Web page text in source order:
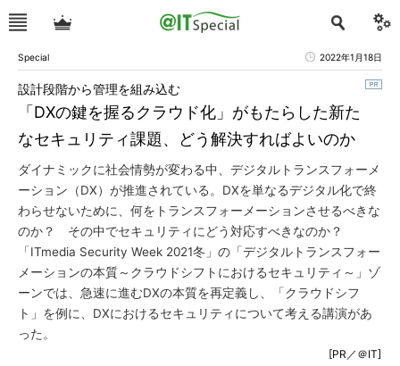
Special 2022年1月18日
「DXの鍵を握るクラウド化」がもたらした新た
なセキュリティ課題、どう解決すればよいのか
設計段階から管理を組み込む
ダイナミックに社会情勢が変わる中、デジタルトランスフォーメ
ーション（DX）が推進されている。DXを単なるデジタル化で終
わらせないために、何をトランスフォーメーションさせるべきな
のか？ その中でセキュリティにどう対応すべきなのか？
「ITmedia Security Week 2021冬」の「デジタルトランスフォー
メーションの本質～クラウドシフトにおけるセキュリティ～」ゾ
ーンでは、急速に進むDXの本質を再定義し、「クラウドシフ
ト」を例に、DXにおけるセキュリティについて考える講演があ
った。
[PR／＠IT]